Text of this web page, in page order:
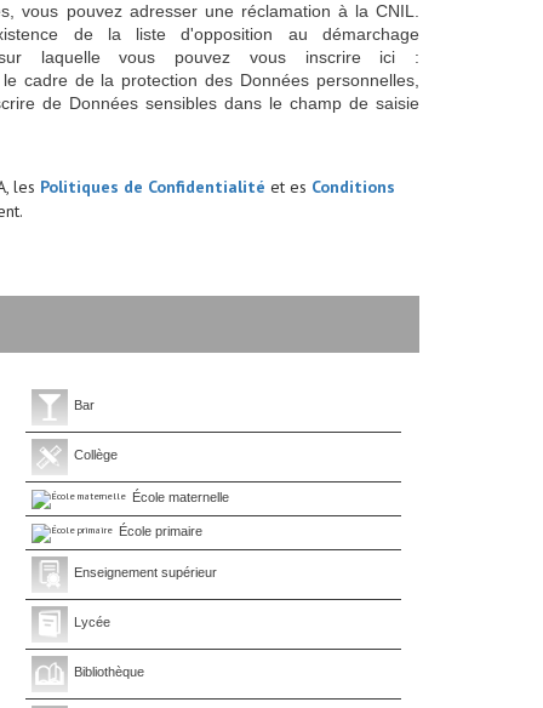
vous pouvez adresser une réclamation à la CNIL.
de la liste d'opposition au démarchage
laquelle vous pouvez vous inscrire ici :
cadre de la protection des Données personnelles,
de Données sensibles dans le champ de saisie
les Politiques de Confidentialité et es Conditions
Bar
Collège
École maternelle
École primaire
Enseignement supérieur
Lycée
Bibliothèque